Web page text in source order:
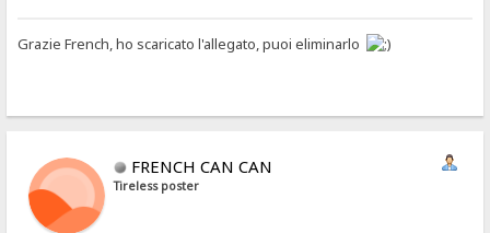
Grazie French, ho scaricato l'allegato, puoi eliminarlo
FRENCH CAN CAN
Tireless poster